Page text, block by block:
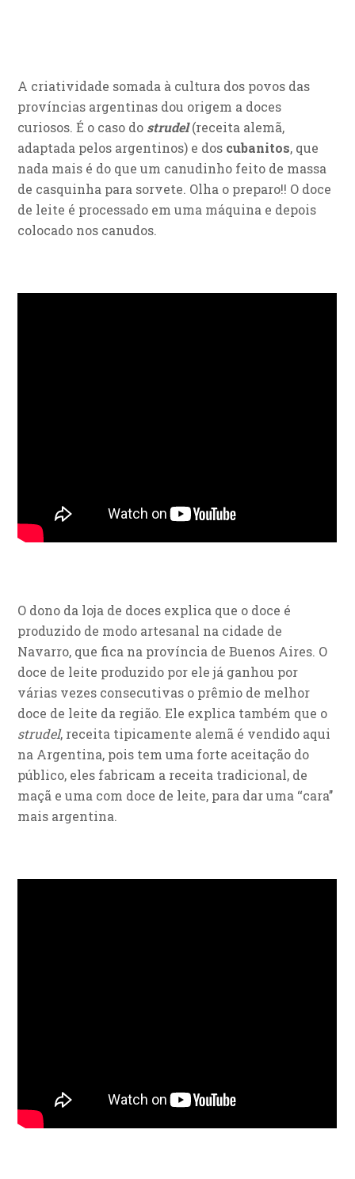
A criatividade somada à cultura dos povos das
províncias argentinas dou origem a doces
curiosos. É o caso do strudel(receita alemã,
adaptada pelos argentinos) e dos cubanitos, que
nada mais é do que um canudinho feito de massa
de casquinha para sorvete. Olha o preparo!! O doce
de leite é processado em uma máquina e depois
colocado nos canudos.
O dono da loja de doces explica que o doce é
produzido de modo artesanal na cidade de
Navarro, que fica na província de Buenos Aires. O
doce de leite produzido por ele já ganhou por
várias vezes consecutivas o prêmio de melhor
doce de leite da região. Ele explica também que o
strudel, receita tipicamente alemã é vendido aqui
na Argentina, pois tem uma forte aceitação do
público, eles fabricam a receita tradicional, de
maçã e uma com doce de leite, para dar uma ‘‘cara’’
mais argentina.